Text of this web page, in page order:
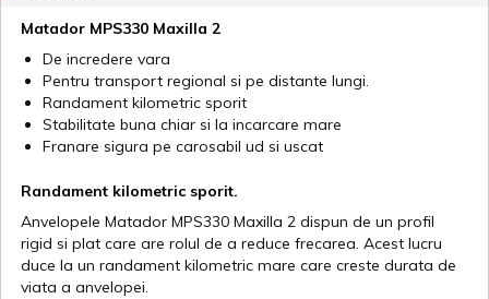
Matador MPS330 Maxilla 2
De incredere vara
Pentru transport regional si pe distante lungi.
Randament kilometric sporit
Stabilitate buna chiar si la incarcare mare
Franare sigura pe carosabil ud si uscat
Randament kilometric sporit.
Anvelopele Matador MPS330 Maxilla 2 dispun de un profil
rigid si plat care are rolul de a reduce frecarea. Acest lucru
duce la un randament kilometric mare care creste durata de
viata a anvelopei.